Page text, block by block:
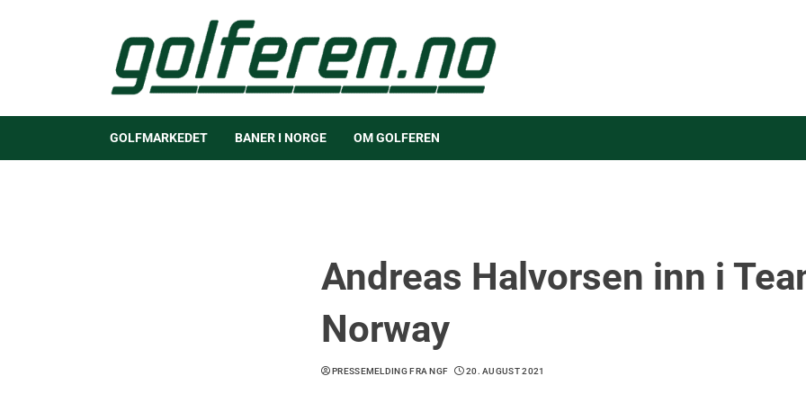
GOLFMARKEDET BANER I NORGE OM GOLFEREN
Andreas Halvorsen inn i
Norway
PRESSEMELDING FRA NGF 20. AUGUST 2021